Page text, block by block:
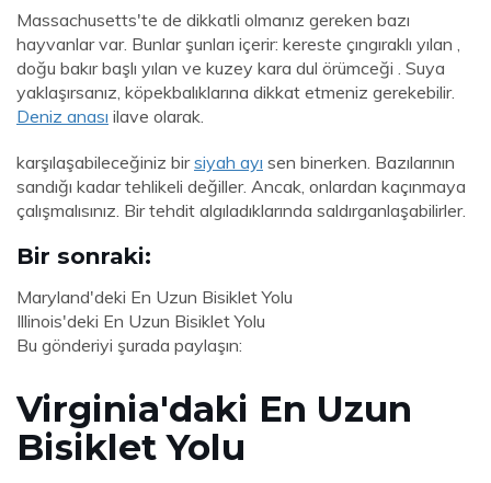
Massachusetts'te de dikkatli olmanız gereken bazı
hayvanlar var. Bunlar şunları içerir: kereste çıngıraklı yılan ,
doğu bakır başlı yılan ve kuzey kara dul örümceği . Suya
yaklaşırsanız, köpekbalıklarına dikkat etmeniz gerekebilir.
Deniz anası ilave olarak.
karşılaşabileceğiniz birsiyah ayı sen binerken. Bazılarının
sandığı kadar tehlikeli değiller. Ancak, onlardan kaçınmaya
çalışmalısınız. Bir tehdit algıladıklarında saldırganlaşabilirler.
Bir sonraki:
Maryland'deki En Uzun Bisiklet Yolu
Illinois'deki En Uzun Bisiklet Yolu
Bu gönderiyi şurada paylaşın:
Virginia'daki En Uzun
Bisiklet Yolu